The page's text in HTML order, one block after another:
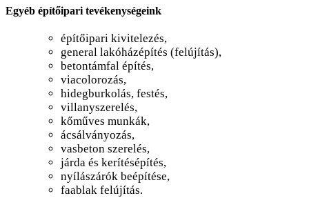
Egyéb építőipari tevékenységeink
építőipari kivitelezés,
general lakóházépítés (felújítás),
betontámfal építés,
viacolorozás,
hidegburkolás, festés,
villanyszerelés,
kőműves munkák,
ácsálványozás,
vasbeton szerelés,
járda és kerítésépítés,
nyílászárók beépítése,
faablak felújítás.